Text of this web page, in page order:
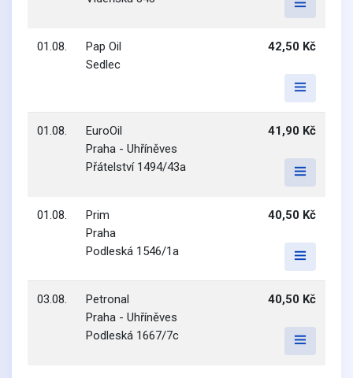
01.08.
Pap Oil
Sedlec
42,50 Kč
01.08.
EuroOil
Praha - Uhříněves
Přátelství 1494/43a
41,90 Kč
01.08.
Prim
Praha
Podleská 1546/1a
40,50 Kč
03.08.
Petronal
Praha - Uhříněves
Podleská 1667/7c
40,50 Kč